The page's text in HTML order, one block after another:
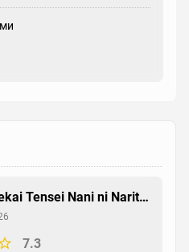
Tensei Nani ni Naritai
"Yuusha no Rokkotsu
7.3